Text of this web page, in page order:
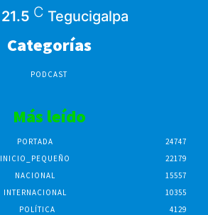
21.5 C Tegucigalpa
Categorías
PODCAST
Más leído
PORTADA
24747
INICIO_PEQUEÑO
22179
NACIONAL
15557
INTERNACIONAL
10355
POLÍTICA
4129